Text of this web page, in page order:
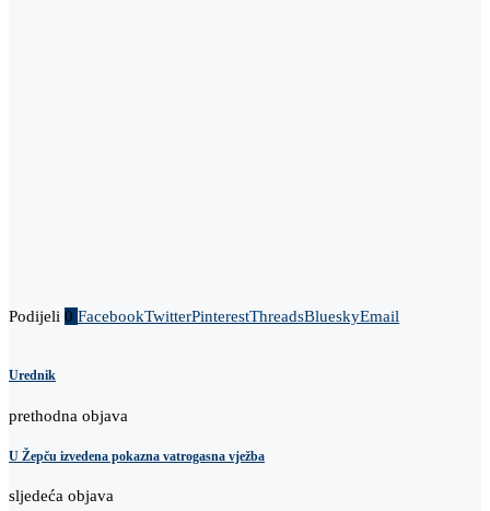
Podijeli 0 FacebookTwitterPinterestThreadsBlueskyEmail
Urednik
prethodna objava
U Žepču izvedena pokazna vatrogasna vježba
sljedeća objava